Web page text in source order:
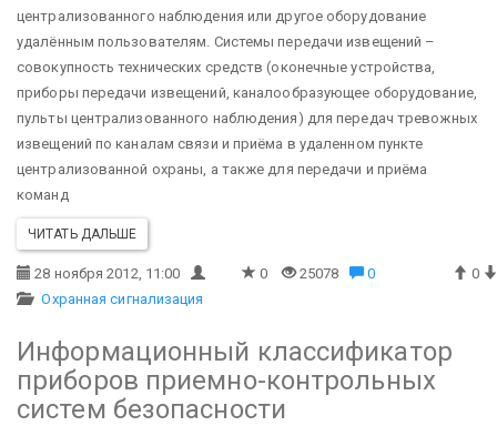
централизованного наблюдения или другое оборудование
удалённым пользователям. Системы передачи извещений –
совокупность технических средств (оконечные устройства,
приборы передачи извещений, каналообразующее оборудование,
пульты централизованного наблюдения) для передач тревожных
извещений по каналам связи и приёма в удаленном пункте
централизованной охраны, а также для передачи и приёма
команд
ЧИТАТЬ ДАЛЬШЕ
28 ноября 2012, 11:00 0 25078 0
0
Охранная сигнализация
Информационный классификатор
приборов приемно-контрольных
систем безопасности